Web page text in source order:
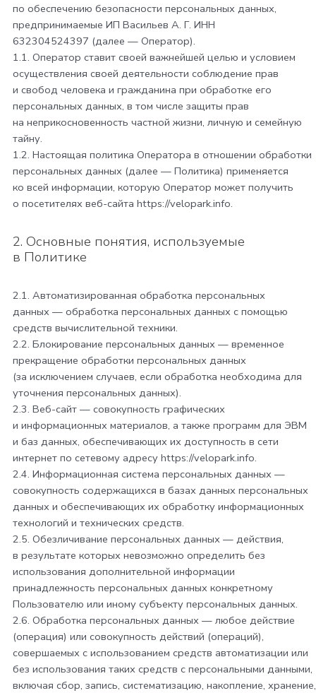
по обеспечению безопасности персональных данных,
предпринимаемые ИП Васильев А. Г. ИНН
632304524397 (далее — Оператор).
1.1. Оператор ставит своей важнейшей целью и условием
осуществления своей деятельности соблюдение прав
и свобод человека и гражданина при обработке его
персональных данных, в том числе защиты прав
на неприкосновенность частной жизни, личную и семейную
тайну.
1.2. Настоящая политика Оператора в отношении обработки
персональных данных (далее — Политика) применяется
ко всей информации, которую Оператор может получить
о посетителях веб-сайта https://velopark.info.
2. Основные понятия, используемые
в Политике
2.1. Автоматизированная обработка персональных
данных — обработка персональных данных с помощью
средств вычислительной техники.
2.2. Блокирование персональных данных — временное
прекращение обработки персональных данных
(за исключением случаев, если обработка необходима для
уточнения персональных данных).
2.3. Веб-сайт — совокупность графических
и информационных материалов, а также программ для ЭВМ
и баз данных, обеспечивающих их доступность в сети
интернет по сетевому адресу https://velopark.info.
2.4. Информационная система персональных данных —
совокупность содержащихся в базах данных персональных
данных и обеспечивающих их обработку информационных
технологий и технических средств.
2.5. Обезличивание персональных данных — действия,
в результате которых невозможно определить без
использования дополнительной информации
принадлежность персональных данных конкретному
Пользователю или иному субъекту персональных данных.
2.6. Обработка персональных данных — любое действие
(операция) или совокупность действий (операций),
совершаемых с использованием средств автоматизации или
без использования таких средств с персональными данными,
включая сбор, запись, систематизацию, накопление, хранение,